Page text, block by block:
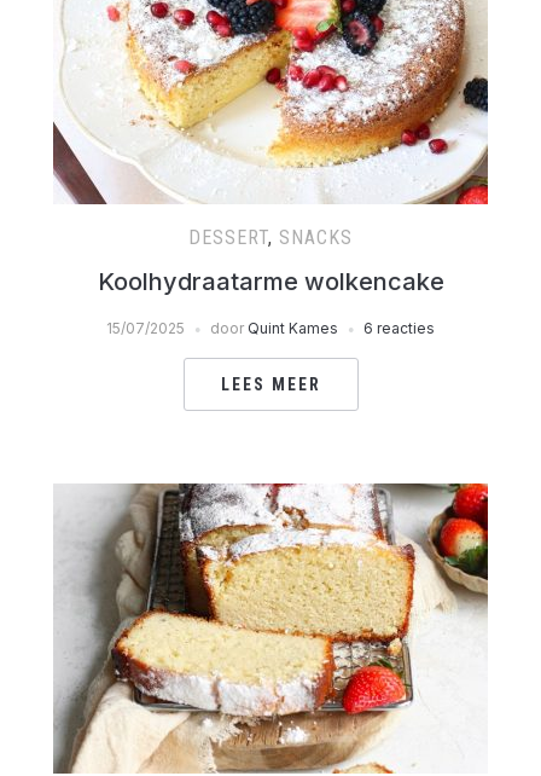
DESSERT, SNACKS
Koolhydraatarme wolkencake
15/07/2025 door Quint Kames 6 reacties
LEES MEER